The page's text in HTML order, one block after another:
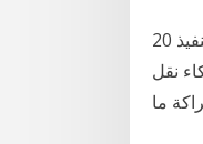
20 أيار (مايو) 2019 عندما ترغب في إقامة مشروع تجاري، عليك أولا أن تقرر ما إذا كنت ترغب في تنفيذ
نقل
ما